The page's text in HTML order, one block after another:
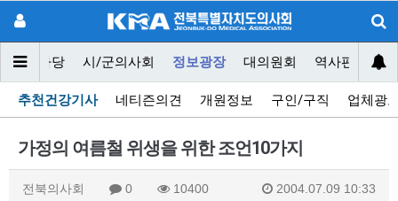
닥터마당 시/군의사회 정보광장 대의원회 역사편찬위원
추천건강기사 네티즌의견 개원정보 구인/구직 업체광
가정의 여름철 위생을 위한 조언10가지
전북의사회 0 10400 2004.07.09 10:33